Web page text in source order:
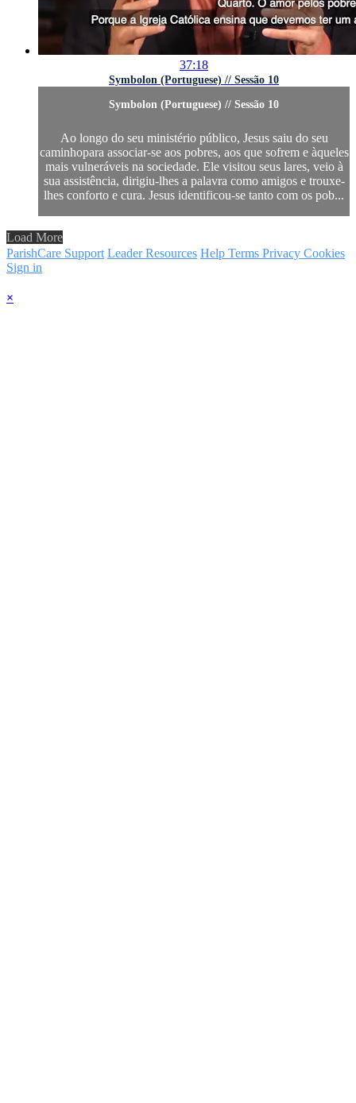
37:18
Symbolon (Portuguese) // Sessão 10
Symbolon (Portuguese) // Sessão 10
Ao longo do seu ministério público, Jesus saiu do seu
caminhopara associar-se aos pobres, aos que sofrem e àqueles
mais vulneráveis na sociedade. Ele visitou seus lares, veio à
sua assistência, dirigiu-lhes a palavra como amigos e trouxe-
lhes conforto e cura. Jesus identificou-se tanto com os pob...
Load More
ParishCare Support Leader Resources Help Terms Privacy Cookies
Sign in
×